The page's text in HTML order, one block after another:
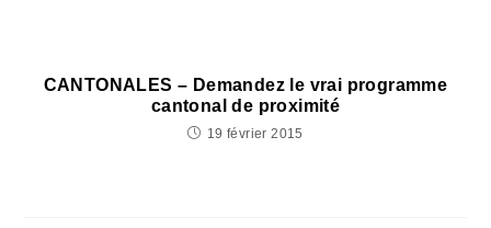
CANTONALES – Demandez le vrai programme
cantonal de proximité
19 février 2015